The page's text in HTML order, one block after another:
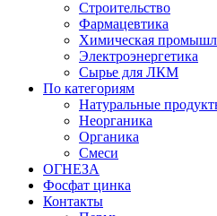
Строительство
Фармацевтика
Химическая
Электроэнергетика
Сырье для ЛКМ
По категориям
Натуральные
Неорганика
Органика
Смеси
ОГНЕЗА
Фосфат цинка
Контакты